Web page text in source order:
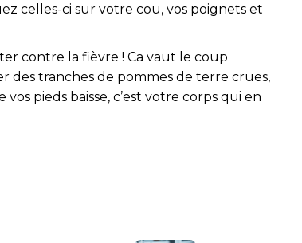
celles-ci sur votre cou, vos poignets et
contre la fièvre ! Ca vaut le coup
des tranches de pommes de terre crues,
pieds baisse, c’est votre corps qui en